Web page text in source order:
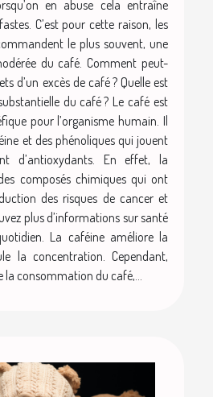
en abuse cela entraîne
C’est pour cette raison, les
le plus souvent, une
du café. Comment peut-
d’un excès de café ? Quelle est
du café ? Le café est
pour l’organisme humain. Il
et des phénoliques qui jouent
d’antioxydants. En effet, la
composés chimiques qui ont
des risques de cancer et
plus d’informations sur santé
La caféine améliore la
la concentration. Cependant,
la consommation du café,...